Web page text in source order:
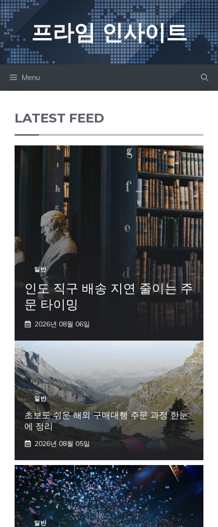
컨
텐
츠
로
건
프라임 인사이트
Menu
LATEST FEED
일반
인도 직구 배송 지연 줄이는 주
문 타이밍
2026년 08월 06일
일반
초보도 쉬운 해외 구매대행 주문 과정 한눈
에 정리
2026년 08월 05일
일반